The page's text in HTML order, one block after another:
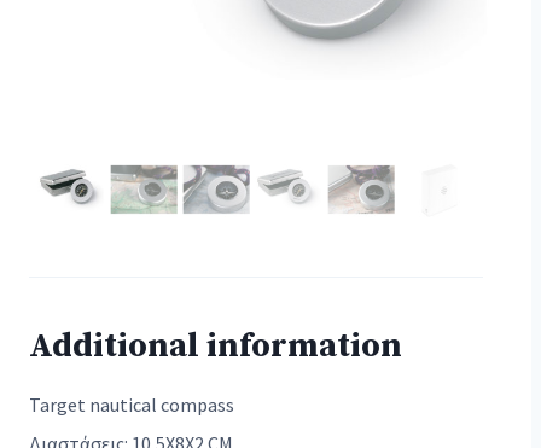
Additional information
Target nautical compass
Διαστάσεις: 10,5X8X2 CM